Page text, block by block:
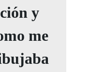
y
me